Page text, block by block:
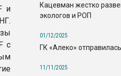
и
с
Кацевман жестко
экологов и РОП
01/12/2025
ГК «Алеко»
11/11/2025